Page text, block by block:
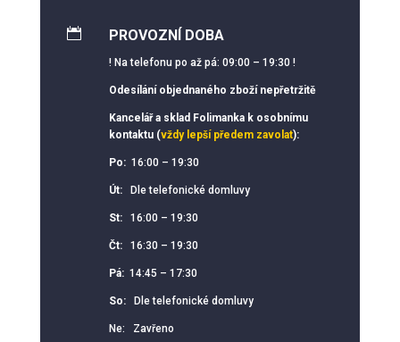
 PROVOZNÍ DOBA
! Na telefonu po až pá: 09:00 – 19:30 !
Odesílání objednaného zboží nepřetržitě
Kancelář a sklad Folimanka k osobnímu
kontaktu (vždy lepší předem zavolat):
Po: 16:00 – 19:30
Út:Dle telefonické domluvy
St: 16:00 – 19:30
Čt: 16:30 – 19:30
Pá:14:45 – 17:30
So: Dle telefonické domluvy
Ne: Zavřeno